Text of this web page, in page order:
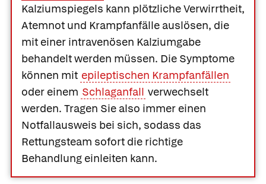
Kalziumspiegels kann plötzliche Verwirrtheit,
Atemnot und Krampfanfälle auslösen, die
mit einer intravenösen Kalziumgabe
behandelt werden müssen. Die Symptome
können mit epileptischen Krampfanfällen
oder einem Schlaganfall verwechselt
werden. Tragen Sie also immer einen
Notfallausweis bei sich, sodass das
Rettungsteam sofort die richtige
Behandlung einleiten kann.